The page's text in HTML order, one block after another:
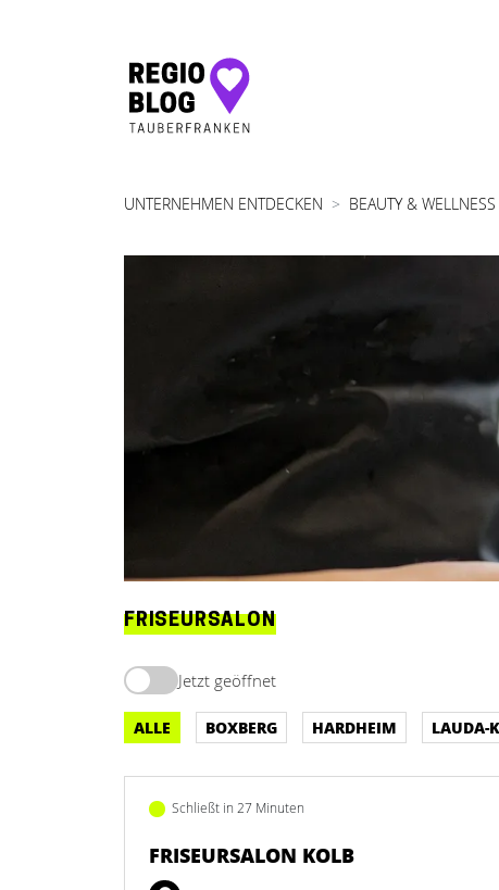
Hauptnavigation
UNTERNEHMEN ENTDECKEN BEAUTY & WELLNESS
FRISEURSALON
Jetzt geöffnet
ALLE BOXBERG HARDHEIM LAUDA-
Schließt in 27 Minuten
FRISEURSALON KOLB